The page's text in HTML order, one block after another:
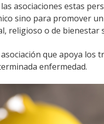
asociaciones estas
sino para promover
religioso o de bienestar
que apoya los
enfermedad.